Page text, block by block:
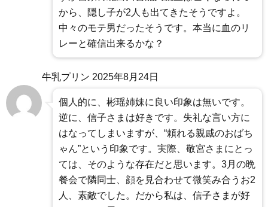
から、隠し子が2人も出てきたそうですよ。
中々のモテ男だったそうです。本当に血のリ
レーと確信出来るかな？
牛乳プリン 2025年8月24日
個人的に、彬瑶姉妹に良い印象は無いです。
逆に、信子さまは好きです。失礼な言い方に
はなってしまいますが、“頼れる親戚のおばち
ゃん”という印象です。実際、敬宮さまにとっ
ては、そのような存在だと思います。3月の晩
餐会で隣同士、顔を見合わせて微笑み合うお2
人、素敵でした。だから私は、信子さまが好